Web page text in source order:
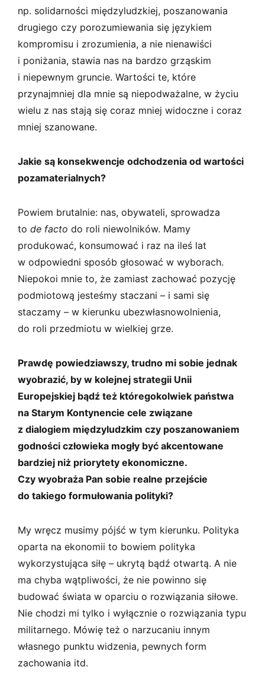
np. solidarności międzyludzkiej, poszanowania
drugiego czy porozumiewania się językiem
kompromisu i zrozumienia, a nie nienawiści
i poniżania, stawia nas na bardzo grząskim
i niepewnym gruncie. Wartości te, które
przynajmniej dla mnie są niepodważalne, w życiu
wielu z nas stają się coraz mniej widoczne i coraz
mniej szanowane.
Jakie są konsekwencje odchodzenia od wartości
pozamaterialnych?
Powiem brutalnie: nas, obywateli, sprowadza
to de facto do roli niewolników. Mamy
produkować, konsumować i raz na ileś lat
w odpowiedni sposób głosować w wyborach.
Niepokoi mnie to, że zamiast zachować pozycję
podmiotową jesteśmy staczani – i sami się
staczamy – w kierunku ubezwłasnowolnienia,
do roli przedmiotu w wielkiej grze.
Prawdę powiedziawszy, trudno mi sobie jednak
wyobrazić, by w kolejnej strategii Unii
Europejskiej bądź też któregokolwiek państwa
na Starym Kontynencie cele związane
z dialogiem międzyludzkim czy poszanowaniem
godności człowieka mogły być akcentowane
bardziej niż priorytety ekonomiczne.
Czy wyobraża Pan sobie realne przejście
do takiego formułowania polityki?
My wręcz musimy pójść w tym kierunku. Polityka
oparta na ekonomii to bowiem polityka
wykorzystująca siłę – ukrytą bądź otwartą. A nie
ma chyba wątpliwości, że nie powinno się
budować świata w oparciu o rozwiązania siłowe.
Nie chodzi mi tylko i wyłącznie o rozwiązania typu
militarnego. Mówię też o narzucaniu innym
własnego punktu widzenia, pewnych form
zachowania itd.